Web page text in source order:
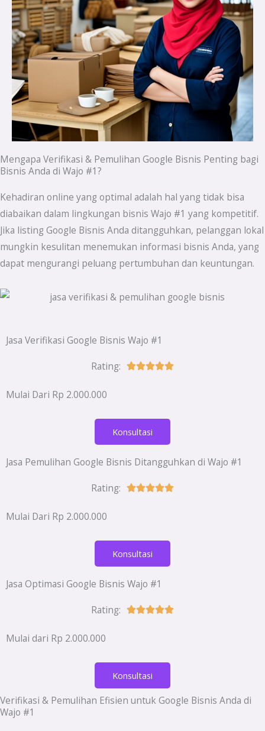
Mengapa Verifikasi & Pemulihan Google Bisnis Penting bagi
Bisnis Anda di Wajo #1?
Kehadiran online yang optimal adalah hal yang tidak bisa
diabaikan dalam lingkungan bisnis Wajo #1 yang kompetitif.
Jika listing Google Bisnis Anda ditangguhkan, pelanggan lokal
mungkin kesulitan menemukan informasi bisnis Anda, yang
dapat mengurangi peluang pertumbuhan dan keuntungan.
Jasa Verifikasi Google Bisnis Wajo #1
Rating:
Rated
Mulai Dari Rp 2.000.000
Konsultasi
Jasa Pemulihan Google Bisnis Ditangguhkan di Wajo #1
Rating:
Rated
Mulai Dari Rp 2.000.000
Konsultasi
Jasa Optimasi Google Bisnis Wajo #1
Rating:
Rated
Mulai dari Rp 2.000.000
Konsultasi
Verifikasi & Pemulihan Efisien untuk Google Bisnis Anda di
Wajo #1